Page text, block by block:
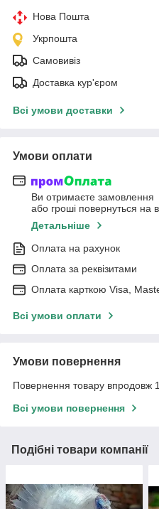
Нова Пошта
Укрпошта
Самовивіз
Доставка кур'єром
Всі умови доставки
Умови оплати
Ви отримаєте замовлення
або гроші повернуться на
Детальніше
Оплата на рахунок
Оплата за реквізитами
Оплата карткою Visa,
Всі умови оплати
Умови повернення
Повернення товару впродовж
Всі умови повернення
Подібні товари компанії